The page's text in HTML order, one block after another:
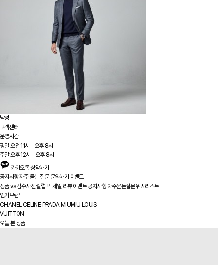
남성
고객센터
운영시간
평일 오전 11시 - 오후 8시
주말 오후 12시 - 오후 8시
카카오톡 상담하기
공지사항자주 묻는 질문문의하기 이벤트
정품 vs검수사진셀럽 픽 세일 리뷰 이벤트공지사항 자주묻는질문위시리스트
인기브랜드
CHANEL CELINE PRADA MIUMIU LOUIS
VUITTON
오늘 본 상품